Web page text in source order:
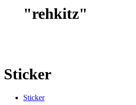
"rehkitz"
Sticker
Sticker